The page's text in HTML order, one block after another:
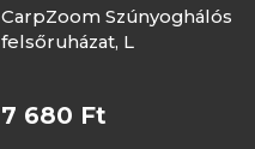
CarpZoom Szúnyoghálós
felsőruházat, L
7 680 Ft